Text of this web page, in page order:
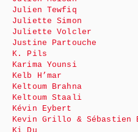
Julien Tewfiq
Juliette Simon
Juliette Volcler
Justine Partouche
K. Pils
Karima Younsi
Kelb H’mar
Keltoum Brahna
Keltoum Staali
Kévin Eybert
Kevin Grillo & Sébastien